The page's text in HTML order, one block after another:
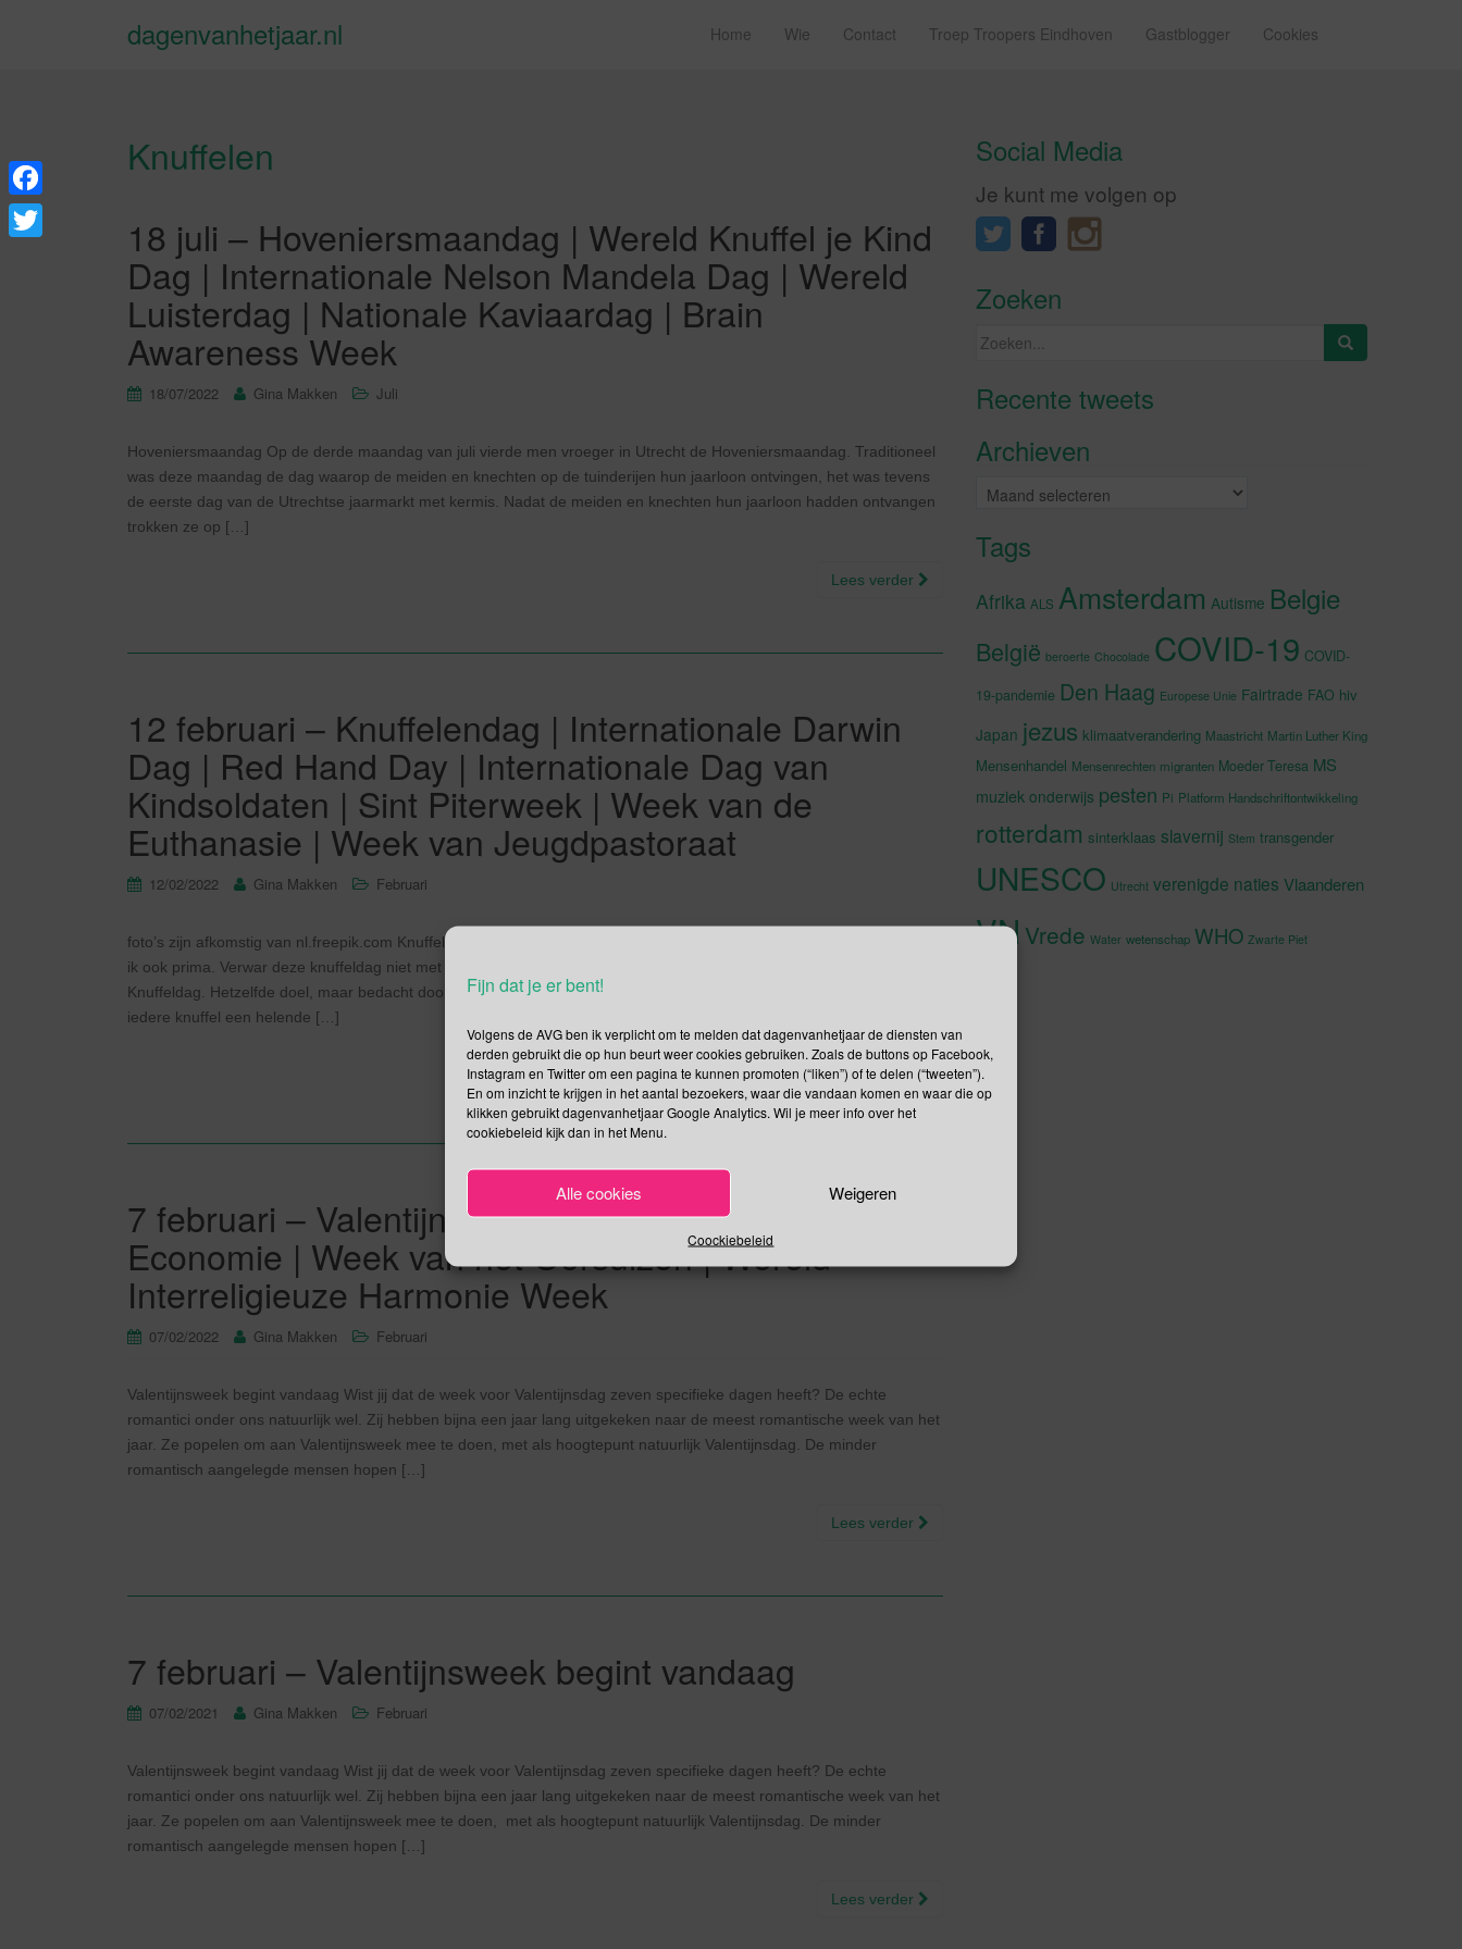
Fijn dat je er bent!
Volgens de AVG ben ik verplicht om te melden dat dagenvanhetjaar de diensten van
derden gebruikt die op hun beurt weer cookies gebruiken. Zoals de buttons op Facebook,
Instagram en Twitter om een pagina te kunnen promoten (“liken”) of te delen (“tweeten”).
En om inzicht te krijgen in het aantal bezoekers, waar die vandaan komen en waar die op
klikken gebruikt dagenvanhetjaar Google Analytics. Wil je meer info over het
cookiebeleid kijk dan in het Menu.
Alle cookies Weigeren
Coockiebeleid
dagenvanhetjaar.nl Home Wie Contact Troep Troopers Eindhoven Gastblogger Cookies
Knuffelen
18 juli – Hoveniersmaandag | Wereld Knuffel je Kind
Dag | Internationale Nelson Mandela Dag | Wereld
Luisterdag | Nationale Kaviaardag | Brain
Awareness Week
18/07/2022 Gina Makken Juli
Hoveniersmaandag Op de derde maandag van juli vierde men vroeger in Utrecht de Hoveniersmaandag. Traditioneel
was deze maandag de dag waarop de meiden en knechten op de tuinderijen hun jaarloon ontvingen, het was tevens
de eerste dag van de Utrechtse jaarmarkt met kermis. Nadat de meiden en knechten hun jaarloon hadden ontvangen
trokken ze op […]
Lees verder
12 februari – Knuffelendag | Internationale Darwin
Dag | Red Hand Day | Internationale Dag van
Kindsoldaten | Sint Piterweek | Week van de
Euthanasie | Week van Jeugdpastoraat
12/02/2022 Gina Makken Februari
foto’s zijn afkomstig van nl.freepik.com Knuffelendag De 6e dag in de Valentijns Week is Knuffelendag. Knuffeldag vind
ik ook prima. Verwar deze knuffeldag niet met de knuffeldag van 21 januari. Dat is namelijk Wereld (Internationale)
Knuffeldag. Hetzelfde doel, maar bedacht door iemand anders. Wat maakt het eigenlijk allemaal uit, uiteindelijk heeft
iedere knuffel een helende […]
Lees verder
7 februari – Valentijnsweek | Week van de Circulaire
Economie | Week van het Oorsuizen | Wereld
Interreligieuze Harmonie Week
07/02/2022 Gina Makken Februari
Valentijnsweek begint vandaag Wist jij dat de week voor Valentijnsdag zeven specifieke dagen heeft? De echte
romantici onder ons natuurlijk wel. Zij hebben bijna een jaar lang uitgekeken naar de meest romantische week van het
jaar. Ze popelen om aan Valentijnsweek mee te doen, met als hoogtepunt natuurlijk Valentijnsdag. De minder
romantisch aangelegde mensen hopen […]
Lees verder
7 februari – Valentijnsweek begint vandaag
07/02/2021 Gina Makken Februari
Valentijnsweek begint vandaag Wist jij dat de week voor Valentijnsdag zeven specifieke dagen heeft? De echte
romantici onder ons natuurlijk wel. Zij hebben bijna een jaar lang uitgekeken naar de meest romantische week van het
jaar. Ze popelen om aan Valentijnsweek mee te doen, met als hoogtepunt natuurlijk Valentijnsdag. De minder
romantisch aangelegde mensen hopen […]
Lees verder
Social Media
Je kunt me volgen op
Zoeken
Zoeken
Recente tweetsKlik om marketing cookies te
Archieven
Archieven
Tags
Afrika ALS Amsterdam Autisme Belgie
België beroerte Chocolade COVID-19 COVID-
19-pandemie Den Haag Europese Unie Fairtrade FAO hiv
Japan jezus klimaatverandering Maastricht Martin Luther King
Mensenhandel Mensenrechten migranten Moeder Teresa MS
muziek onderwijs pesten Pi Platform Handschriftontwikkeling
rotterdam sinterklaas slavernij Stem transgender
UNESCO Utrecht verenigde naties Vlaanderen
VN Vrede Water wetenschap WHO Zwarte Piet
F